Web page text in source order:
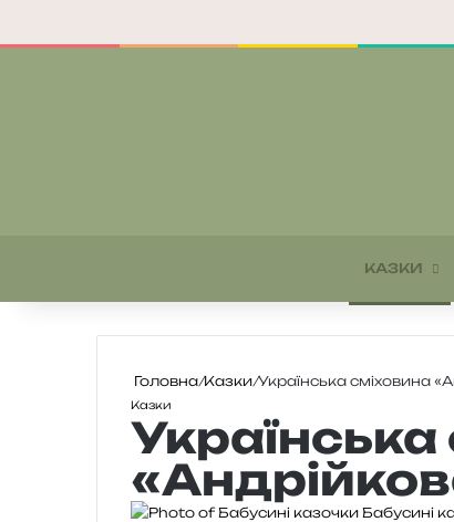
КАЗКИ
Головна/Казки/Українська сміховина
Казки
Бабусині